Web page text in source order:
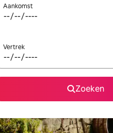
Aankomst
Vertrek
Zoeken